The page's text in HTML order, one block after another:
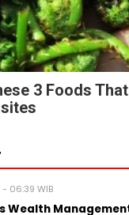
3 Foods
06:39 WIB
Wealth